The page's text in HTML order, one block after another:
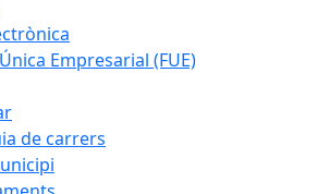
Empresarial (FUE)
de carrers